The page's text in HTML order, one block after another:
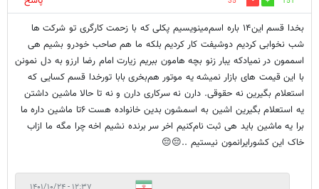
بخدا قسم این۱۴ باره اسم‌مینویسیم پکلی که با زحمت کارگری تو شرکت ها
شب نخوابی کردیم دوشیفت کار کردیم بلکه ما هم صاحب خودرو بشیم هی
اسممون در نمیادکه یبار زنو بچه هامون ببریم زیارت امام رضا ارزو به دل نمونن
با این قیمت های بازار نمیشه یه موتور هم‌بخری بابا تورخدا قسم کسایی که
استعلام بگیرین نه حقوقی. دارن نه سرکاری دارن و نه تا حالا ماشین داشتن
یه استعلام بگیرین اشین به اسمشون بدین خانواده هست ۶تا ماشین داره ما
برا یه ماشین باید هی ثبت نام‌کنیم اخر سر برنده نشیم اخه چرا مگه ما ازاب
خاک این کشورایرانمون نیستیم ..😔😔